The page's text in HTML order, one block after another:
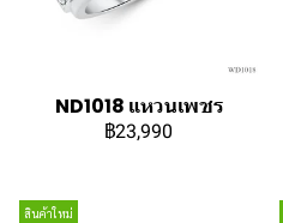
ND1018 แหวนเพชร
฿23,990
สินค้าใหม่